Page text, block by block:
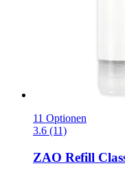
11 Optionen
3.6 (11)
ZAO Refill